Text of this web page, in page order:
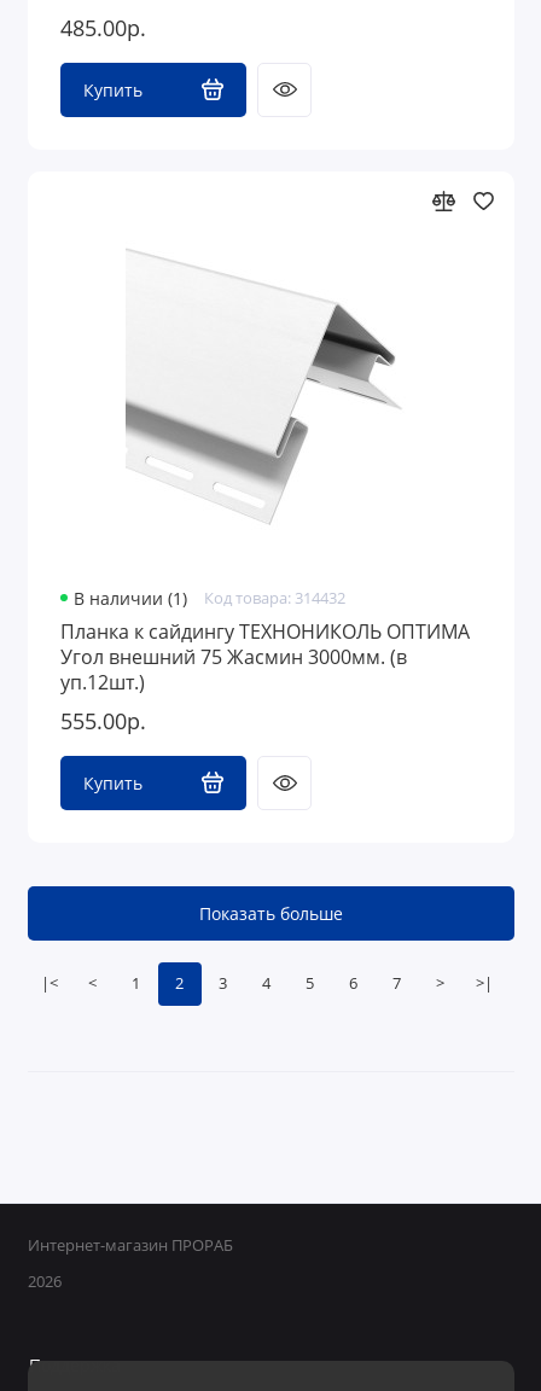
485.00р.
Купить
В наличии (1) Код товара: 314432
Планка к сайдингу ТЕХНОНИКОЛЬ ОПТИМА
Угол внешний 75 Жасмин 3000мм. (в
уп.12шт.)
555.00р.
Купить
|< < 1 2 3 4 5 6 7 > >|
Показать больше
Интернет-магазин ПРОРАБ
2026
Поддержка